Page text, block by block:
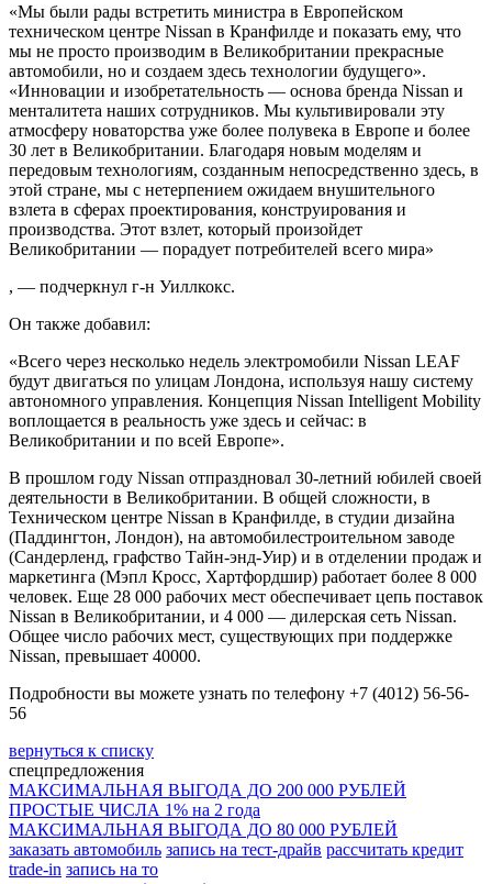
«Мы были рады встретить министра в Европейском
техническом центре Nissan в Кранфилде и показать ему, что
мы не просто производим в Великобритании прекрасные
автомобили, но и создаем здесь технологии будущего».
«Инновации и изобретательность — основа бренда Nissan и
менталитета наших сотрудников. Мы культивировали эту
атмосферу новаторства уже более полувека в Европе и более
30 лет в Великобритании. Благодаря новым моделям и
передовым технологиям, созданным непосредственно здесь, в
этой стране, мы с нетерпением ожидаем внушительного
взлета в сферах проектирования, конструирования и
производства. Этот взлет, который произойдет
Великобритании — порадует потребителей всего мира»
, — подчеркнул г-н Уиллкокс.
Он также добавил:
«Всего через несколько недель электромобили Nissan LEAF
будут двигаться по улицам Лондона, используя нашу систему
автономного управления. Концепция Nissan Intelligent Mobility
воплощается в реальность уже здесь и сейчас: в
Великобритании и по всей Европе».
В прошлом году Nissan отпраздновал 30-летний юбилей своей
деятельности в Великобритании. В общей сложности, в
Техническом центре Nissan в Кранфилде, в студии дизайна
(Паддингтон, Лондон), на автомобилестроительном заводе
(Сандерленд, графство Тайн-энд-Уир) и в отделении продаж и
маркетинга (Мэпл Кросс, Хартфордшир) работает более 8 000
человек. Еще 28 000 рабочих мест обеспечивает цепь поставок
Nissan в Великобритании, и 4 000 — дилерская сеть Nissan.
Общее число рабочих мест, существующих при поддержке
Nissan, превышает 40000.
Подробности вы можете узнать по телефону +7 (4012) 56-56-
56
вернуться к списку
спецпредложения
МАКСИМАЛЬНАЯ ВЫГОДА ДО 200 000 РУБЛЕЙ
ПРОСТЫЕ ЧИСЛА 1% на 2 года
МАКСИМАЛЬНАЯ ВЫГОДА ДО 80 000 РУБЛЕЙ
заказать автомобиль запись на тест-драйв рассчитать кредит
trade-in запись на то